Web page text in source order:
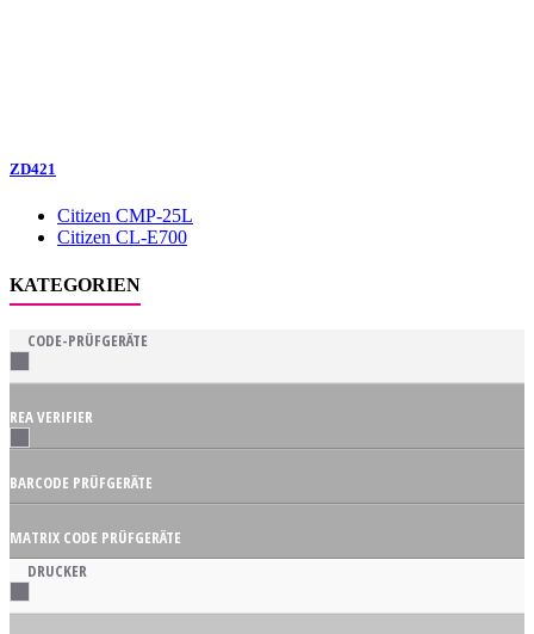
ZD421
Citizen CMP-25L
Citizen CL-E700
KATEGORIEN
CODE-PRÜFGERÄTE
REA VERIFIER
BARCODE PRÜFGERÄTE
MATRIX CODE PRÜFGERÄTE
DRUCKER